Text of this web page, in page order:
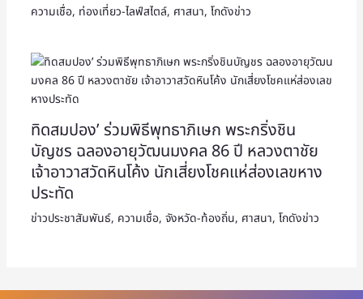
ความเชื่อ, ท่องเที่ยว-ไลฟ์สไตล์, ศาสนา, โกดังข่าว
ทิดสมปอง’ ร่วมพิธีพุทธาภิเษก พระกริ่งชิน
บัญชร ฉลองอายุวัฒนมงคล 86 ปี หลวงตาชัย
เจ้าอาวาสวัดหินโค้ง นักเสี่ยงโชคแห่ส่องเลขหาง
ประทัด
ข่าวประชาสัมพันธ์, ความเชื่อ, จังหวัด-ท้องถิ่น, ศาสนา, โกดังข่าว